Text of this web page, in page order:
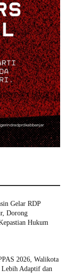
Gelar RDP
Dorong
Hukum
2026, Walikota
Lebih Adaptif dan